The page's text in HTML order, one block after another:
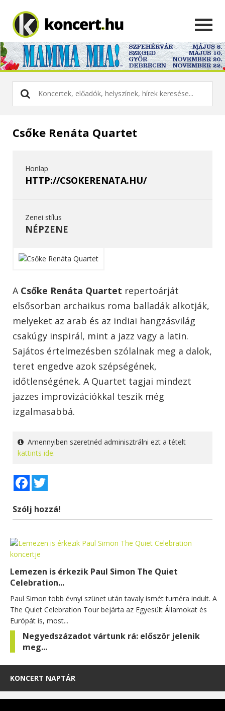
Csőke Renáta Quartet
Honlap
HTTP://CSOKERENATA.HU/
Zenei stílus
NÉPZENE
A Csőke Renáta Quartet repertoárját
elsősorban archaikus roma balladák alkotják,
melyeket az arab és az indiai hangzásvilág
csakúgy inspirál, mint a jazz vagy a latin.
Sajátos értelmezésben szólalnak meg a dalok,
teret engedve azok szépségének,
időtlenségének. A Quartet tagjai mindezt
jazzes improvizációkkal teszik még
izgalmasabbá.
Amennyiben szeretnéd adminisztrálni ezt a tételt
kattints ide.
Facebook
Szólj hozzá!
Lemezen is érkezik Paul Simon The Quiet
Celebration...
Paul Simon több évnyi szünet után tavaly ismét turnéra indult. A
The Quiet Celebration Tour bejárta az Egyesült Államokat és
Európát is, most...
Negyedszázadot vártunk rá: először jelenik
meg...
KONCERT NAPTÁR